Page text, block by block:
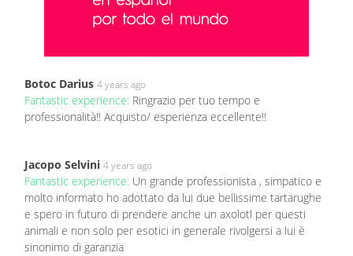
Botoc Darius 4 years ago
Fantastic experience: Ringrazio per tuo tempo e
professionalità!! Acquisto/ esperienza eccellente!!
Jacopo Selvini 4 years ago
Fantastic experience: Un grande professionista , simpatico e
molto informato ho adottato da lui due bellissime tartarughe
e spero in futuro di prendere anche un axolotl per questi
animali e non solo per esotici in generale rivolgersi a lui è
sinonimo di garanzia